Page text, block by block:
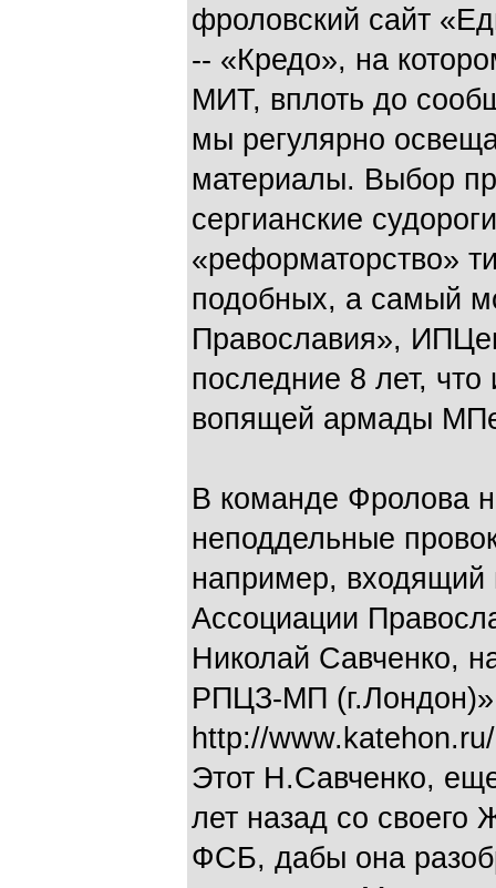
фроловский сайт
-- «Кредо», на
МИТ, вплоть до
мы регулярно
материалы. Выбор
сергианские
«реформаторство»
подобных, а самый
Православия»,
последние 8 лет,
вопящей армады
В команде Фролова
неподдельные
например,
Ассоциации
Николай Савченко,
РПЦЗ-МП
http://
Этот Н.Савченко,
лет назад со
ФСБ, дабы она